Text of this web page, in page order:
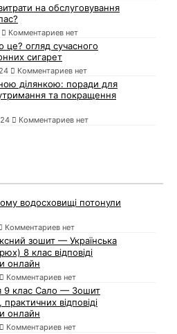
на обслуговування
Комментариев нет
огляд сучасного
сигарет
Комментариев нет
ділянкою: поради для
та покращення
Комментариев нет
водосховищі потонули
Комментариев нет
зошит — Українська
8 клас відповіді
онлайн
Комментариев нет
9 клас Сало — Зошит
відповіді
онлайн
Комментариев нет